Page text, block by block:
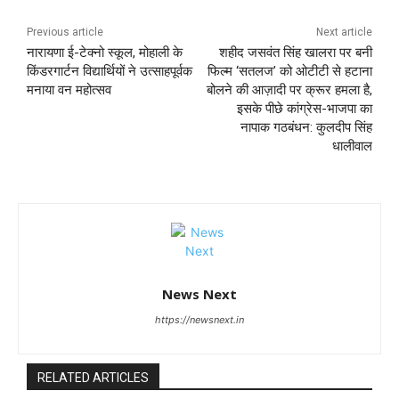
Previous article
नारायणा ई-टेक्नो स्कूल, मोहाली के
किंडरगार्टन विद्यार्थियों ने उत्साहपूर्वक
मनाया वन महोत्सव
Next article
शहीद जसवंत सिंह खालरा पर बनी
फिल्म ‘सतलज’ को ओटीटी से हटाना
बोलने की आज़ादी पर क्रूर हमला है,
इसके पीछे कांग्रेस-भाजपा का
नापाक गठबंधन: कुलदीप सिंह
धालीवाल
News Next
https://newsnext.in
RELATED ARTICLES